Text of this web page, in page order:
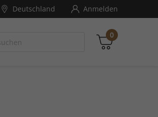
Deutschland Anmelden
0